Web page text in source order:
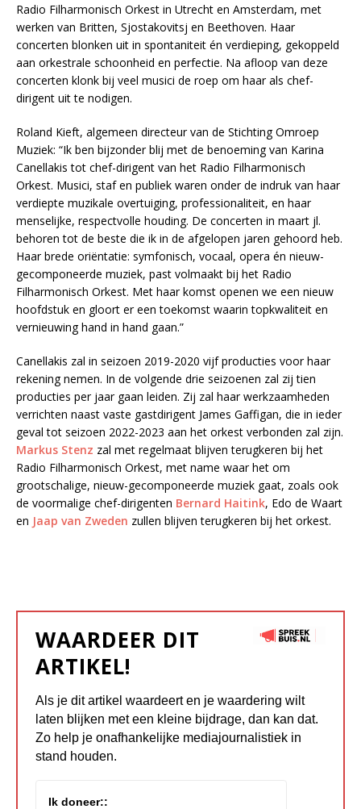
Radio Filharmonisch Orkest in Utrecht en Amsterdam, met
werken van Britten, Sjostakovitsj en Beethoven. Haar
concerten blonken uit in spontaniteit én verdieping, gekoppeld
aan orkestrale schoonheid en perfectie. Na afloop van deze
concerten klonk bij veel musici de roep om haar als chef-
dirigent uit te nodigen.
Roland Kieft, algemeen directeur van de Stichting Omroep
Muziek: “Ik ben bijzonder blij met de benoeming van Karina
Canellakis tot chef-dirigent van het Radio Filharmonisch
Orkest. Musici, staf en publiek waren onder de indruk van haar
verdiepte muzikale overtuiging, professionaliteit, en haar
menselijke, respectvolle houding. De concerten in maart jl.
behoren tot de beste die ik in de afgelopen jaren gehoord heb.
Haar brede oriëntatie: symfonisch, vocaal, opera én nieuw-
gecomponeerde muziek, past volmaakt bij het Radio
Filharmonisch Orkest. Met haar komst openen we een nieuw
hoofdstuk en gloort er een toekomst waarin topkwaliteit en
vernieuwing hand in hand gaan.”
Canellakis zal in seizoen 2019-2020 vijf producties voor haar
rekening nemen. In de volgende drie seizoenen zal zij tien
producties per jaar gaan leiden. Zij zal haar werkzaamheden
verrichten naast vaste gastdirigent James Gaffigan, die in ieder
geval tot seizoen 2022-2023 aan het orkest verbonden zal zijn.
Markus Stenz zal met regelmaat blijven terugkeren bij het
Radio Filharmonisch Orkest, met name waar het om
grootschalige, nieuw-gecomponeerde muziek gaat, zoals ook
de voormalige chef-dirigenten Bernard Haitink, Edo de Waart
en Jaap van Zweden zullen blijven terugkeren bij het orkest.
WAARDEER DIT
ARTIKEL!
Als je dit artikel waardeert en je waardering wilt
laten blijken met een kleine bijdrage, dan kan dat.
Zo help je onafhankelijke mediajournalistiek in
stand houden.
Ik doneer::